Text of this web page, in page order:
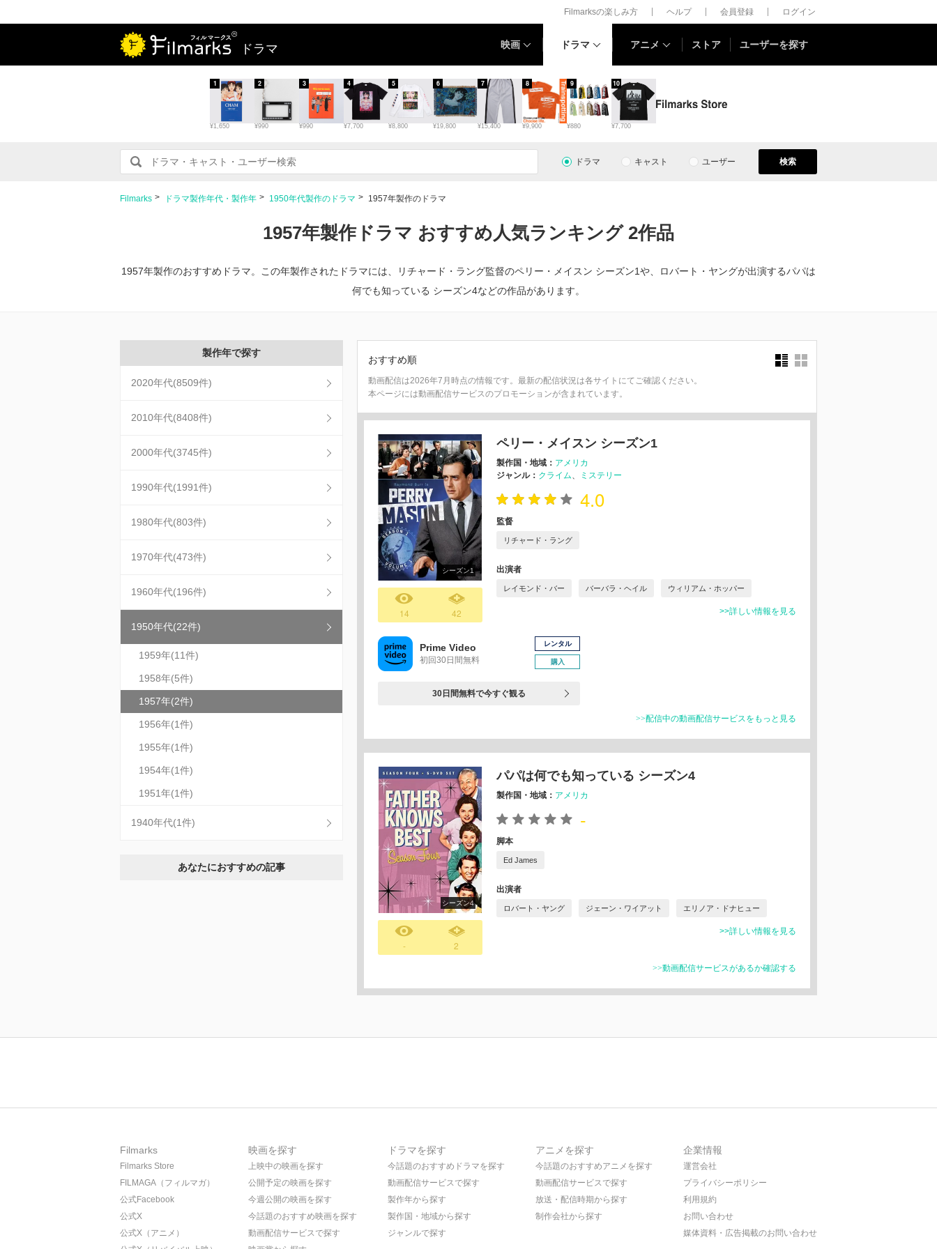
Filmarksの楽しみ方 ヘルプ 会員登録 ログイン
ドラマ 映画 ドラマ アニメ ストア ユーザーを探す
¥1,650
1
¥990
2
¥990
3
¥7,700
4
¥8,800
5
¥19,800
6
¥15,400
7
¥9,900
8
¥880
9
¥7,700
10
ドラマ キャスト ユーザー 検索
Filmarks ドラマ製作年代・製作年 1950年代製作のドラマ 1957年製作のドラマ
1957年製作ドラマ おすすめ人気ランキング 2作品
1957年製作のおすすめドラマ。この年製作されたドラマには、リチャード・ラング監督のペリー・メイスン シーズン1や、ロバート・ヤングが出演するパパは
何でも知っている シーズン4などの作品があります。
製作年で探す
2020年代(8509件)
2010年代(8408件)
2000年代(3745件)
1990年代(1991件)
1980年代(803件)
1970年代(473件)
1960年代(196件)
1950年代(22件)
1959年(11件)
1958年(5件)
1957年(2件)
1956年(1件)
1955年(1件)
1954年(1件)
1951年(1件)
1940年代(1件)
あなたにおすすめの記事
おすすめ順
動画配信は2026年7月時点の情報です。最新の配信状況は各サイトにてご確認ください。
本ページには動画配信サービスのプロモーションが含まれています。
シーズン1
14 42
ペリー・メイスン シーズン1
製作国・地域： アメリカ
ジャンル： クライム ミステリー
4.0
監督
リチャード・ラング
出演者
レイモンド・バー バーバラ・ヘイル ウィリアム・ホッパー
>>詳しい情報を見る
Prime Video
初回30日間無料
レンタル
購入
30日間無料で今すぐ観る
>>配信中の動画配信サービスをもっと見る
シーズン4
- 2
パパは何でも知っている シーズン4
製作国・地域： アメリカ
-
脚本
Ed James
出演者
ロバート・ヤング ジェーン・ワイアット エリノア・ドナヒュー
>>詳しい情報を見る
>>動画配信サービスがあるか確認する
Filmarks
Filmarks Store
FILMAGA（フィルマガ）
公式Facebook
公式X
公式X（アニメ）
映画を探す
上映中の映画を探す
公開予定の映画を探す
今週公開の映画を探す
今話題のおすすめ映画を探す
動画配信サービスで探す
ドラマを探す
今話題のおすすめドラマを探す
動画配信サービスで探す
製作年から探す
製作国・地域から探す
ジャンルで探す
アニメを探す
今話題のおすすめアニメを探す
動画配信サービスで探す
放送・配信時期から探す
制作会社から探す
企業情報
運営会社
プライバシーポリシー
利用規約
お問い合わせ
媒体資料・広告掲載のお問い合わせ